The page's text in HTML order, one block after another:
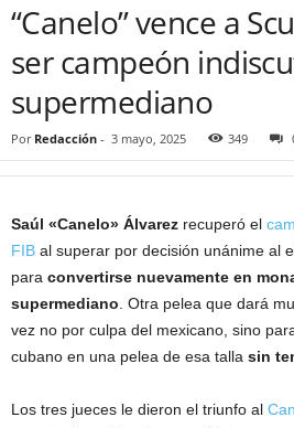
“Canelo” vence a
ser campeón
supermediano
Por Redacción - 3 mayo, 2025 349
Saúl «Canelo» Álvarez recuperó el
FIB al superar por decisión unánime al
para convertirse nuevamente en
supermediano . Otra pelea que dará
vez no por culpa del mexicano, sino
cubano en una pelea de esa talla sin
Los tres jueces le dieron el triunfo al